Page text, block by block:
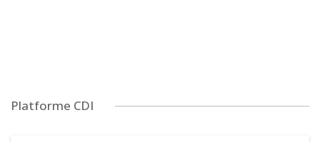
Platforme CDI